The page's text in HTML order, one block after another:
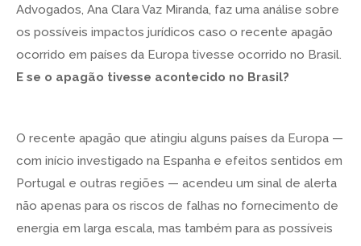
Advogados, Ana Clara Vaz Miranda, faz uma análise sobre
os possíveis impactos jurídicos caso o recente apagão
ocorrido em países da Europa tivesse ocorrido no Brasil.
E se o apagão tivesse acontecido no Brasil?
O recente apagão que atingiu alguns países da Europa —
com início investigado na Espanha e efeitos sentidos em
Portugal e outras regiões — acendeu um sinal de alerta
não apenas para os riscos de falhas no fornecimento de
energia em larga escala, mas também para as possíveis